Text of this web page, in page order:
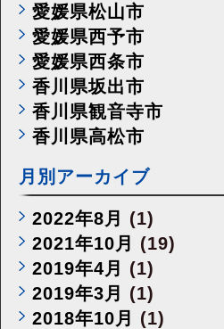
愛媛県松山市
愛媛県西予市
愛媛県西条市
香川県坂出市
香川県観音寺市
香川県高松市
月別アーカイブ
2022年8月
(1)
2021年10月
(19)
2019年4月
(1)
2019年3月
(1)
2018年10月
(1)